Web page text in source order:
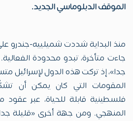
الموقف الدبلوماسي الجديد.
منذ البداية شددت شميلييه-جندرو
جاءت متأخرة، تبدو محدودة
جدا»، إذ تركت هذه الدول لإسرائيل
المقومات التي كان يمكن أن
فلسطينية قابلة للحياة، عبر عقود
المنهجي. ومن جهة أخرى «قليلة